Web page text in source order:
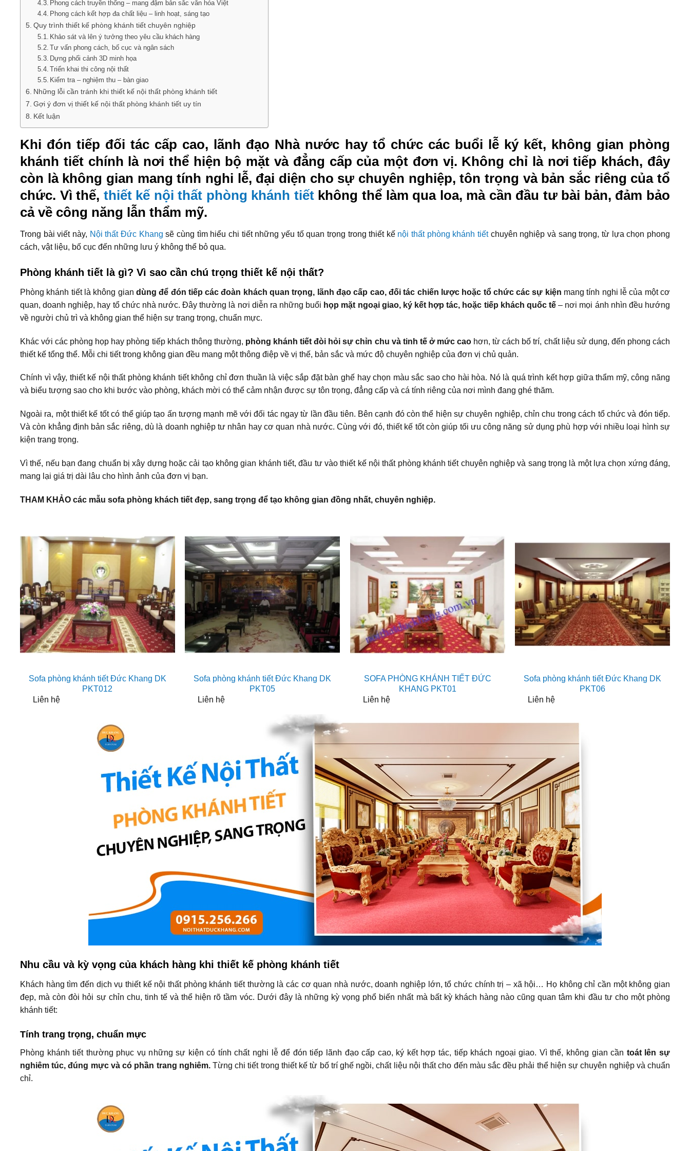
Phong cách truyền thống – mang đậm bản sắc văn hóa Việt
Phong cách kết hợp đa chất liệu – linh hoạt, sáng tạo
Quy trình thiết kế phòng khánh tiết chuyên nghiệp
Khảo sát và lên ý tưởng theo yêu cầu khách hàng
Tư vấn phong cách, bố cục và ngân sách
Dựng phối cảnh 3D minh họa
Triển khai thi công nội thất
Kiểm tra – nghiệm thu – bàn giao
Những lỗi cần tránh khi thiết kế nội thất phòng khánh tiết
Gợi ý đơn vị thiết kế nội thất phòng khánh tiết uy tín
Kết luận
Khi đón tiếp đối tác cấp cao, lãnh đạo Nhà nước hay tổ chức các buổi lễ ký kết, không gian phòng
khánh tiết chính là nơi thể hiện bộ mặt và đẳng cấp của một đơn vị. Không chỉ là nơi tiếp khách, đây
còn là không gian mang tính nghi lễ, đại diện cho sự chuyên nghiệp, tôn trọng và bản sắc riêng của tổ
chức. Vì thế, thiết kế nội thất phòng khánh tiếtkhông thể làm qua loa, mà cần đầu tư bài bản, đảm bảo
cả về công năng lẫn thẩm mỹ.
Trong bài viết này, Nội thất Đức Khang sẽ cùng tìm hiểu chi tiết những yếu tố quan trọng trong thiết kế nội thất phòng khánh tiếtchuyên nghiệp và sang trọng, từ lựa chọn phong
cách, vật liệu, bố cục đến những lưu ý không thể bỏ qua.
Phòng khánh tiết là gì? Vì sao cần chú trọng thiết kế nội thất?
Phòng khánh tiết là không gian dùng để đón tiếp các đoàn khách quan trọng, lãnh đạo cấp cao, đối tác chiến lược hoặc tổ chức các sự kiện mang tính nghi lễ của một cơ
quan, doanh nghiệp, hay tổ chức nhà nước. Đây thường là nơi diễn ra những buổi họp mặt ngoại giao, ký kết hợp tác, hoặc tiếp khách quốc tế – nơi mọi ánh nhìn đều hướng
về người chủ trì và không gian thể hiện sự trang trọng, chuẩn mực.
Khác với các phòng họp hay phòng tiếp khách thông thường, phòng khánh tiết đòi hỏi sự chỉn chu và tinh tế ở mức cao hơn, từ cách bố trí, chất liệu sử dụng, đến phong cách
thiết kế tổng thể. Mỗi chi tiết trong không gian đều mang một thông điệp về vị thế, bản sắc và mức độ chuyên nghiệp của đơn vị chủ quản.
Chính vì vậy, thiết kế nội thất phòng khánh tiết không chỉ đơn thuần là việc sắp đặt bàn ghế hay chọn màu sắc sao cho hài hòa. Nó là quá trình kết hợp giữa thẩm mỹ, công năng
và biểu tượng sao cho khi bước vào phòng, khách mời có thể cảm nhận được sự tôn trọng, đẳng cấp và cá tính riêng của nơi mình đang ghé thăm.
Ngoài ra, một thiết kế tốt có thể giúp tạo ấn tượng mạnh mẽ với đối tác ngay từ lần đầu tiên. Bên cạnh đó còn thể hiện sự chuyên nghiệp, chỉn chu trong cách tổ chức và đón tiếp.
Và còn khẳng định bản sắc riêng, dù là doanh nghiệp tư nhân hay cơ quan nhà nước. Cùng với đó, thiết kế tốt còn giúp tối ưu công năng sử dụng phù hợp với nhiều loại hình sự
kiện trang trọng.
Vì thế, nếu bạn đang chuẩn bị xây dựng hoặc cải tạo không gian khánh tiết, đầu tư vào thiết kế nội thất phòng khánh tiết chuyên nghiệp và sang trọng là một lựa chọn xứng đáng,
mang lại giá trị dài lâu cho hình ảnh của đơn vị bạn.
THAM KHẢO các mẫu sofa phòng khách tiết đẹp, sang trọng để tạo không gian đồng nhất, chuyên nghiệp.
Sofa phòng khánh tiết Đức Khang DK
PKT012
Liên hệ
Sofa phòng khánh tiết Đức Khang DK
PKT05
Liên hệ
SOFA PHÒNG KHÁNH TIẾT ĐỨC
KHANG PKT01
Liên hệ
Sofa phòng khánh tiết Đức Khang DK
PKT06
Liên hệ
Nhu cầu và kỳ vọng của khách hàng khi thiết kế phòng khánh tiết
Khách hàng tìm đến dịch vụ thiết kế nội thất phòng khánh tiết thường là các cơ quan nhà nước, doanh nghiệp lớn, tổ chức chính trị – xã hội… Họ không chỉ cần một không gian
đẹp, mà còn đòi hỏi sự chỉn chu, tinh tế và thể hiện rõ tầm vóc. Dưới đây là những kỳ vọng phổ biến nhất mà bất kỳ khách hàng nào cũng quan tâm khi đầu tư cho một phòng
khánh tiết:
Tính trang trọng, chuẩn mực
Phòng khánh tiết thường phục vụ những sự kiện có tính chất nghi lễ để đón tiếp lãnh đạo cấp cao, ký kết hợp tác, tiếp khách ngoại giao. Vì thế, không gian cần toát lên sự
nghiêm túc, đúng mực và có phần trang nghiêm.Từng chi tiết trong thiết kế từ bố trí ghế ngồi, chất liệu nội thất cho đến màu sắc đều phải thể hiện sự chuyên nghiệp và chuẩn
chỉ.